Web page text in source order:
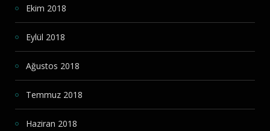
Ekim 2018
Eylül 2018
Ağustos 2018
Temmuz 2018
Haziran 2018